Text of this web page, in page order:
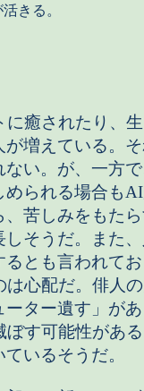
きる。
癒されたり、
増えている。
い。が、一方
られる場合も
苦しみをもた
そうだ。また
とも言われて
心配だ。俳人
ター遺す」が
す可能性があ
いるそうだ。